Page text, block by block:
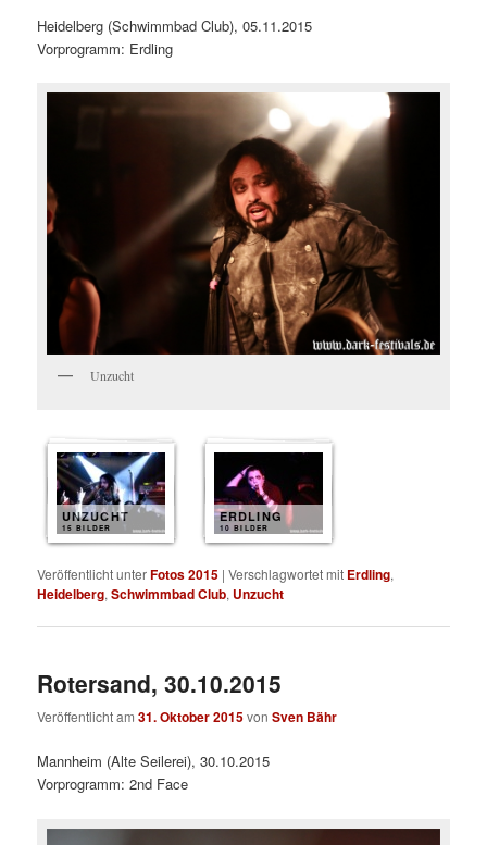
Heidelberg (Schwimmbad Club), 05.11.2015
Vorprogramm: Erdling
Unzucht
UNZUCHT
15 BILDER
ERDLING
10 BILDER
Veröffentlicht unterFotos 2015 |Verschlagwortet mit Erdling,
Heidelberg,Schwimmbad Club, Unzucht
Rotersand, 30.10.2015
Veröffentlicht am31. Oktober 2015vonSven Bähr
Mannheim (Alte Seilerei), 30.10.2015
Vorprogramm: 2nd Face